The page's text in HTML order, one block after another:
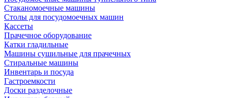
Стаканомоечные машины
Столы для посудомоечных машин
Кассеты
Прачечное оборудование
Катки гладильные
Машины сушильные для прачечных
Стиральные машины
Инвентарь и посуда
Гастроемкости
Доски разделочные